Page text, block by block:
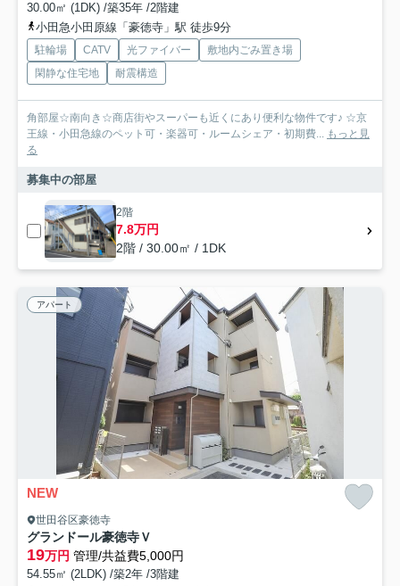
30.00㎡ (1DK) /築35年 /2階建
小田急小田原線「豪徳寺」駅 徒歩9分
駐輪場 CATV 光ファイバー
敷地内ごみ置き場
閑静な住宅地
耐震構造
角部屋☆南向き☆商店街やスーパーも近くにあり便利な物件です♪ ☆京
王線・小田急線のペット可・楽器可・ルームシェア・初期費... もっと見
る
募集中の部屋
2階
7.8万円
2階 / 30.00㎡ / 1DK
アパート
NEW
世田谷区豪徳寺
グランドール豪徳寺Ｖ
19万円 管理/共益費5,000円
54.55㎡ (2LDK) /築2年 /3階建